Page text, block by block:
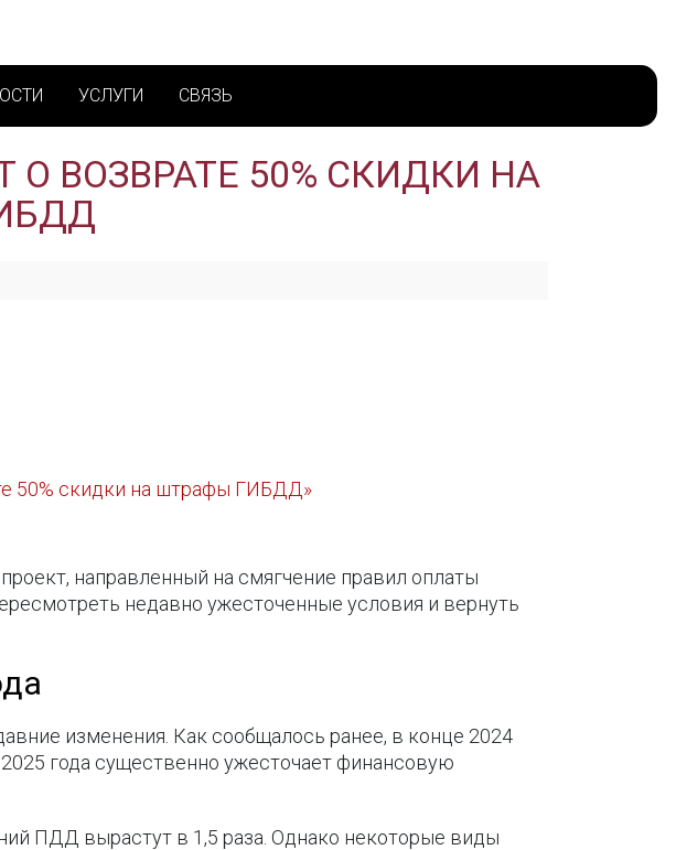
УСЛУГИ СВЯЗЬ
ВОЗВРАТЕ 50% СКИДКИ НА
50% скидки на штрафы ГИБДД»
направленный на смягчение правил оплаты
недавно ужесточенные условия и вернуть
изменения. Как сообщалось ранее, в конце 2024
года существенно ужесточает финансовую
ПДД вырастут в 1,5 раза. Однако некоторые виды